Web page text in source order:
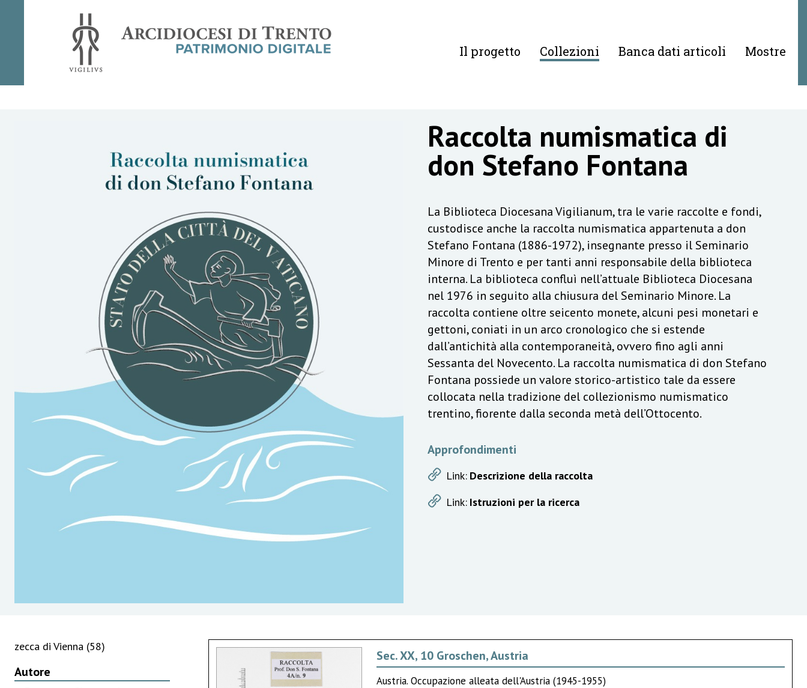
Il progetto Collezioni Banca dati articoli Mostre
Raccolta numismatica di
don Stefano Fontana
La Biblioteca Diocesana Vigilianum, tra le varie raccolte e fondi,
custodisce anche la raccolta numismatica appartenuta a don
Stefano Fontana (1886-1972), insegnante presso il Seminario
Minore di Trento e per tanti anni responsabile della biblioteca
interna. La biblioteca confluì nell’attuale Biblioteca Diocesana
nel 1976 in seguito alla chiusura del Seminario Minore. La
raccolta contiene oltre seicento monete, alcuni pesi monetari e
gettoni, coniati in un arco cronologico che si estende
dall’antichità alla contemporaneità, ovvero fino agli anni
Sessanta del Novecento. La raccolta numismatica di don Stefano
Fontana possiede un valore storico-artistico tale da essere
collocata nella tradizione del collezionismo numismatico
trentino, fiorente dalla seconda metà dell’Ottocento.
Approfondimenti
Link: Descrizione della raccolta
Link: Istruzioni per la ricerca
zecca di Vienna (58)
Autore
Sec. XX, 10 Groschen, Austria
Austria. Occupazione alleata dell'Austria (1945-1955)